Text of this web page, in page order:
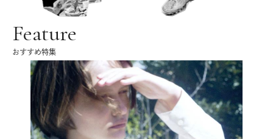
Feature
おすすめ特集